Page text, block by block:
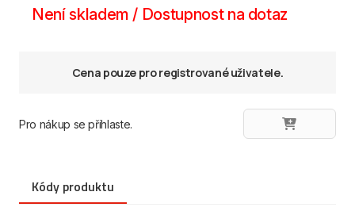
Není skladem / Dostupnost na dotaz
Cena pouze pro registrované uživatele.
Pro nákup se přihlaste.
Kódy produktu